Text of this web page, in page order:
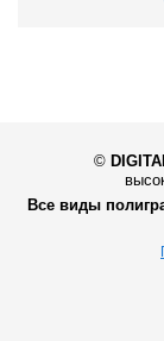
©
Все виды